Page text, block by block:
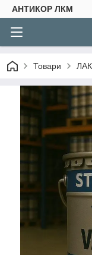
АНТИКОР ЛКМ
Товари